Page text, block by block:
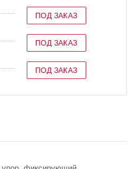
ПОД ЗАКАЗ
ПОД ЗАКАЗ
ПОД ЗАКАЗ